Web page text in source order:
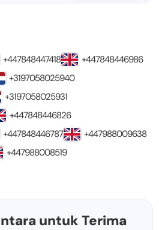
+447848447418
+447848446986
+3197058025940
+3197058025931
+447848446826
+447848446787
+447988009638
+447988008519
untuk Terima